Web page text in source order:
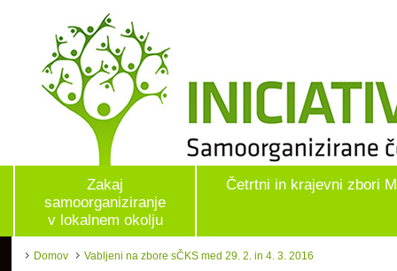
Zakaj
samoorganiziranje
v lokalnem okolju
Četrtni in krajevni zbori
Domov
Vabljeni na zbore sČKS med 29. 2. in 4. 3. 2016